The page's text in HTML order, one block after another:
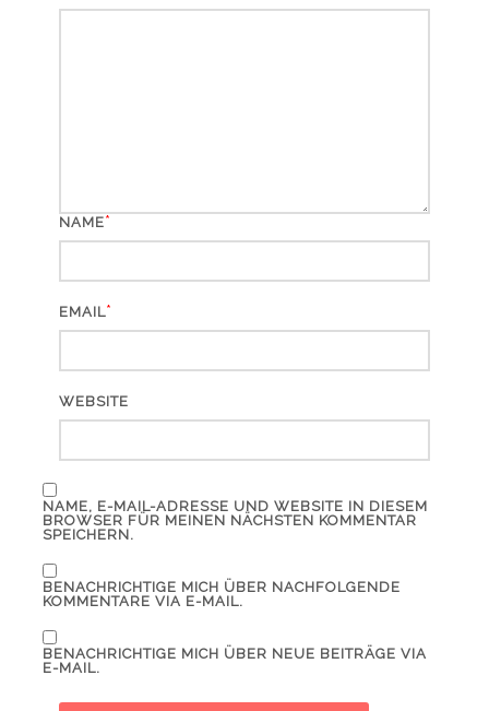
NAME*
EMAIL*
WEBSITE
NAME, E-MAIL-ADRESSE UND WEBSITE IN DIESEM
BROWSER FÜR MEINEN NÄCHSTEN KOMMENTAR
SPEICHERN.
BENACHRICHTIGE MICH ÜBER NACHFOLGENDE
KOMMENTARE VIA E-MAIL.
BENACHRICHTIGE MICH ÜBER NEUE BEITRÄGE VIA
E-MAIL.